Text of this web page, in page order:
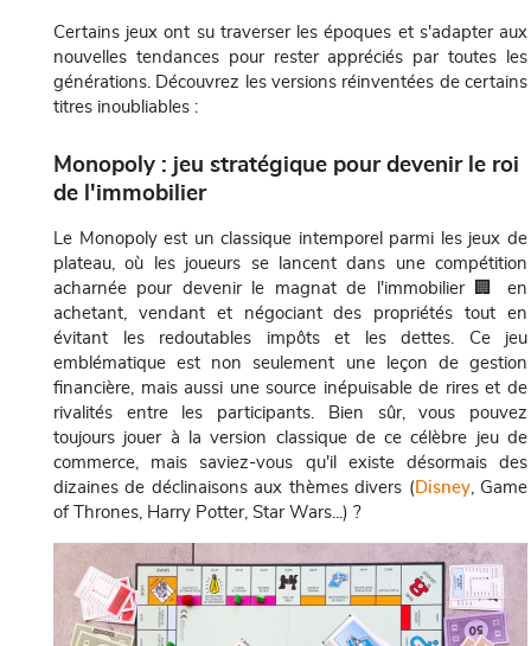
Certains jeux ont su traverser les époques et s'adapter aux
nouvelles tendances pour rester appréciés par toutes les
générations. Découvrez les versions réinventées de certains
titres inoubliables :
Monopoly : jeu stratégique pour devenir le roi
de l'immobilier
Le Monopoly est un classique intemporel parmi les jeux de
plateau, où les joueurs se lancent dans une compétition
acharnée pour devenir le magnat de l'immobilier 🏢 en
achetant, vendant et négociant des propriétés tout en
évitant les redoutables impôts et les dettes. Ce jeu
emblématique est non seulement une leçon de gestion
financière, mais aussi une source inépuisable de rires et de
rivalités entre les participants. Bien sûr, vous pouvez
toujours jouer à la version classique de ce célèbre jeu de
commerce, mais saviez-vous qu'il existe désormais des
dizaines de déclinaisons aux thèmes divers ( Disney, Game
of Thrones, Harry Potter, Star Wars...) ?